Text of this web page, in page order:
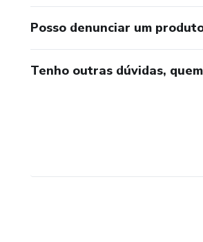
Posso denunciar um
Tenho outras dúvidas,